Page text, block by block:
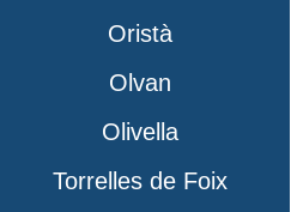
Oristà
Olvan
Olivella
Torrelles de Foix